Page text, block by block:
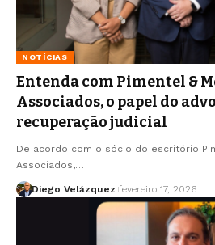
NOTÍCIAS
Entenda com Pimentel &
Associados, o papel do
recuperação judicial
De acordo com o sócio do escritório
Associados,…
Diego Velázquez fevereiro 17, 2026